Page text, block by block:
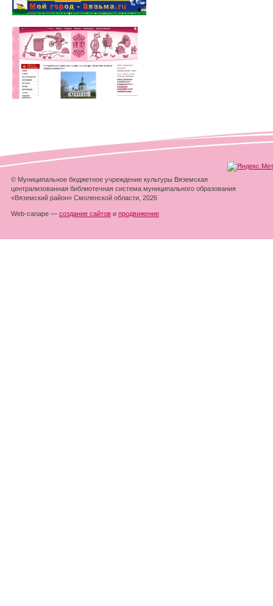
© Муниципальное бюджетное учреждение культуры Вяземская
централизованная библиотечная система муниципального образования
«Вяземский район» Смоленской области, 2026
Web-canape — создание сайтов и продвижение